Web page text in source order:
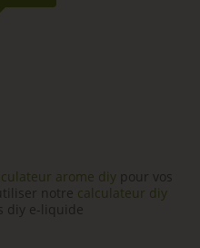
arome diy pour vos
notre calculateur diy
diy e-liquide